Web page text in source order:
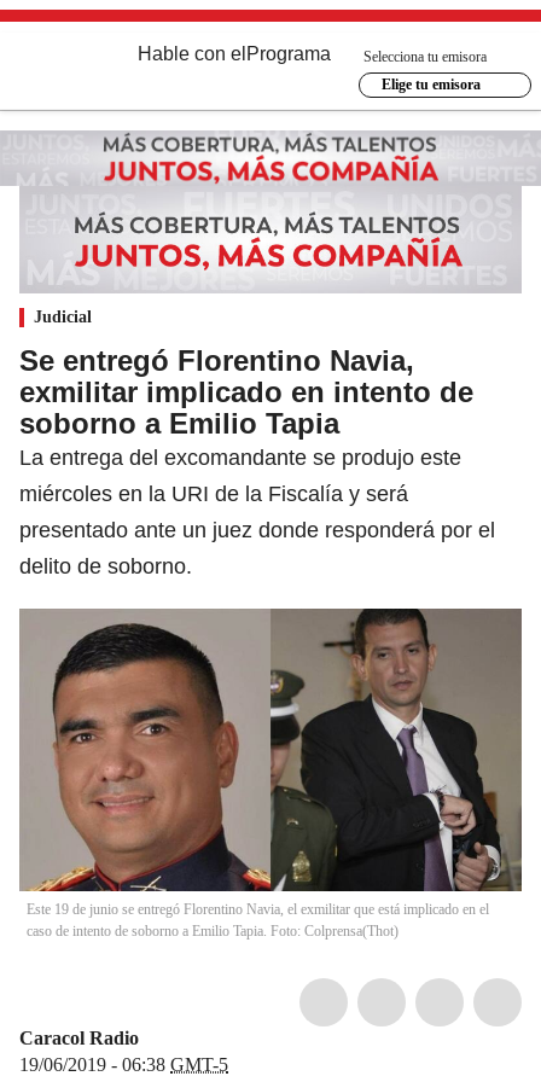
Hable con el Programa
Selecciona tu emisora
Elige tu emisora
Judicial
Se entregó Florentino Navia,
exmilitar implicado en intento de
soborno a Emilio Tapia
La entrega del excomandante se produjo este
miércoles en la URI de la Fiscalía y será
presentado ante un juez donde responderá por el
delito de soborno.
Este 19 de junio se entregó Florentino Navia, el exmilitar que está implicado en el
caso de intento de soborno a Emilio Tapia. Foto: Colprensa(Thot)
Caracol Radio
19/06/2019 - 06:38 GMT-5